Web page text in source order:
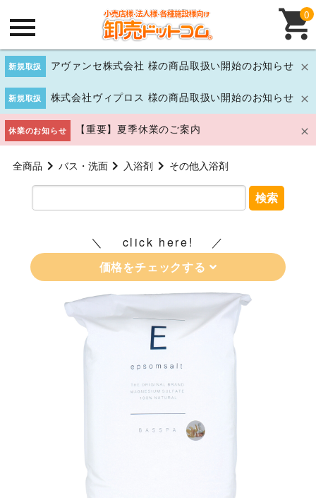
新規取扱 アヴァンセ株式会社 様の商品取扱い開始のお知らせ
新規取扱 株式会社ヴィプロス 様の商品取扱い開始のお知らせ
休業のお知らせ 【重要】夏季休業のご案内
0
全商品 バス・洗面 入浴剤 その他入浴剤
検索
click here!
価格をチェックする